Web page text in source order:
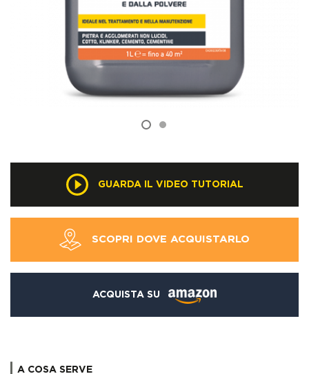
GUARDA IL VIDEO TUTORIAL
SCOPRI DOVE ACQUISTARLO
ACQUISTA SU
A COSA SERVE